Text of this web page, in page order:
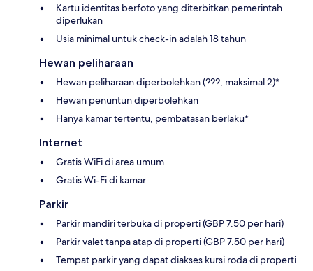
Kartu identitas berfoto yang diterbitkan pemerintah
diperlukan
Usia minimal untuk check-in adalah 18 tahun
Hewan peliharaan
Hewan peliharaan diperbolehkan (???, maksimal 2)*
Hewan penuntun diperbolehkan
Hanya kamar tertentu, pembatasan berlaku*
Internet
Gratis WiFi di area umum
Gratis Wi-Fi di kamar
Parkir
Parkir mandiri terbuka di properti (GBP 7.50 per hari)
Parkir valet tanpa atap di properti (GBP 7.50 per hari)
Tempat parkir yang dapat diakses kursi roda di properti